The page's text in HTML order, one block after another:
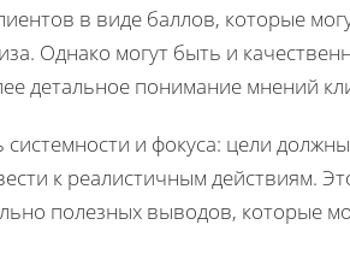
в виде баллов, которые
Однако могут быть и
детальное понимание мнений
системности и фокуса: цели
к реалистичным действиям.
полезных выводов, которые